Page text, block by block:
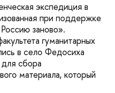
экспедиция в
при поддержке
заново».
гуманитарных
в село Федосиха
сбора
материала, который